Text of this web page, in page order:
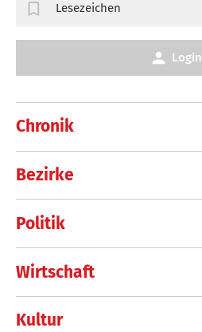
Chronik
Bezirke
Politik
Wirtschaft
Kultur
Lesezeichen
Login